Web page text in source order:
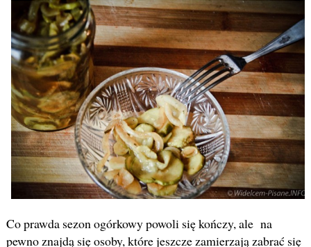
Co prawda sezon ogórkowy powoli się kończy, ale na
pewno znajdą się osoby, które jeszcze zamierzają zabrać się